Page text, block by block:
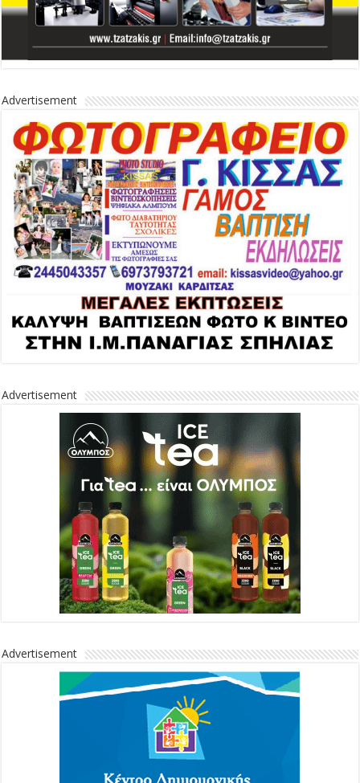
Advertisement
Advertisement
Advertisement